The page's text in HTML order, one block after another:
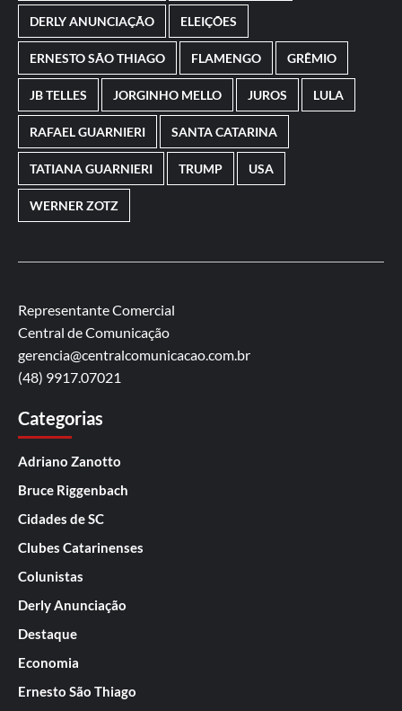
DERLY ANUNCIAÇÃO ELEIÇÕES
ERNESTO SÃO THIAGO FLAMENGO GRÊMIO
JB TELLES JORGINHO MELLO JUROS LULA
RAFAEL GUARNIERI SANTA CATARINA
TATIANA GUARNIERI TRUMP USA
WERNER ZOTZ
Representante Comercial
Central de Comunicação
gerencia@centralcomunicacao.com.br
(48) 9917.07021
Categorias
Adriano Zanotto
Bruce Riggenbach
Cidades de SC
Clubes Catarinenses
Colunistas
Derly Anunciação
Destaque
Economia
Ernesto São Thiago